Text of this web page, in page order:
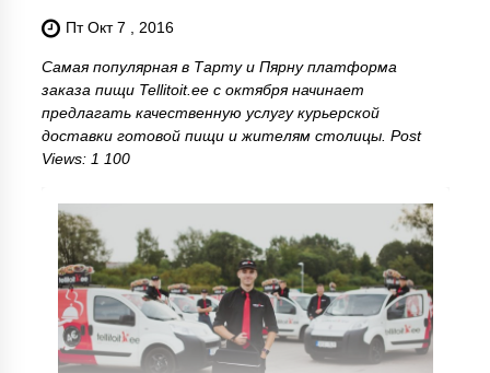
Пт Окт 7 , 2016
Самая популярная в Тарту и Пярну платформа
заказа пищи Tellitoit.ee с октября начинает
предлагать качественную услугу курьерской
доставки готовой пищи и жителям столицы. Post
Views: 1 100